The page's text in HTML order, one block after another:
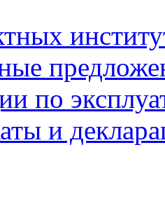
по
и